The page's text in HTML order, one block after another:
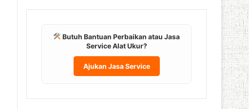
Butuh Bantuan Perbaikan atau Jasa
Service Alat Ukur?
Ajukan Jasa Service